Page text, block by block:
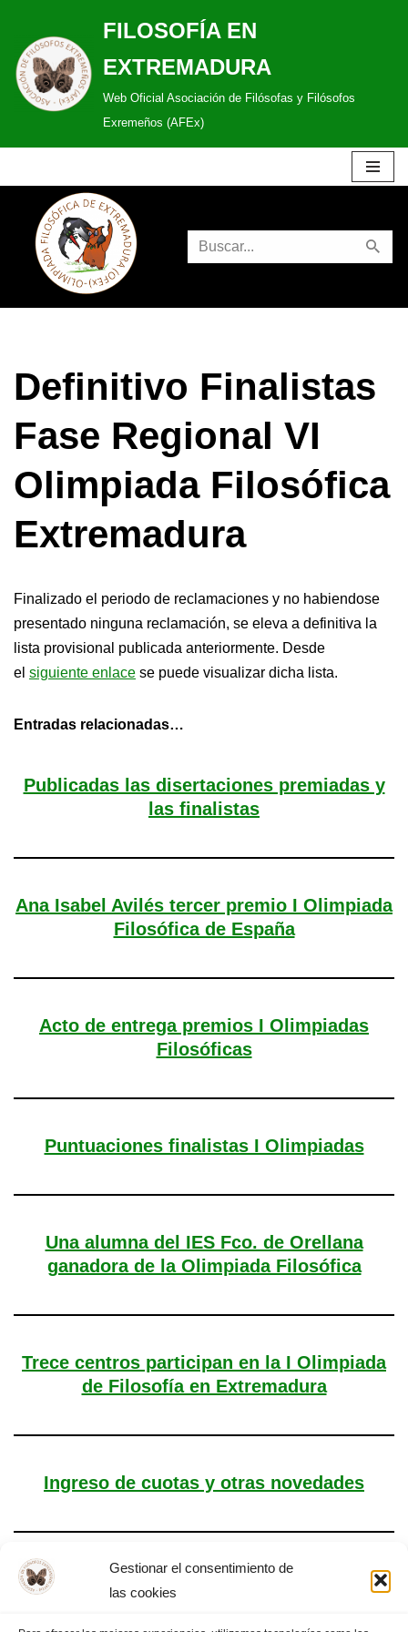
Gestionar el consentimiento de
las cookies
Saltar
al
contenido
FILOSOFÍA EN
EXTREMADURA
Web Oficial Asociación de Filósofas y Filósofos
Exremeños (AFEx)
Definitivo Finalistas
Fase Regional VI
Olimpiada Filosófica
Extremadura
Finalizado el periodo de reclamaciones y no habiendose
presentado ninguna reclamación, se eleva a definitiva la
lista provisional publicada anteriormente. Desde
el siguiente enlace se puede visualizar dicha lista.
Entradas relacionadas…
Publicadas las disertaciones premiadas y
las finalistas
Ana Isabel Avilés tercer premio I Olimpiada
Filosófica de España
Acto de entrega premios I Olimpiadas
Filosóficas
Puntuaciones finalistas I Olimpiadas
Una alumna del IES Fco. de Orellana
ganadora de la Olimpiada Filosófica
Trece centros participan en la I Olimpiada
de Filosofía en Extremadura
Ingreso de cuotas y otras novedades
Novedades. Plazo y cuotas